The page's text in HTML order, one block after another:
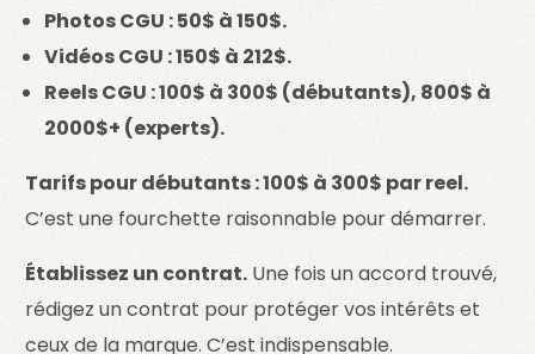
Photos CGU : 50$ à 150$.
Vidéos CGU : 150$ à 212$.
Reels CGU : 100$ à 300$ (débutants), 800$ à
2000$+ (experts).
Tarifs pour débutants : 100$ à 300$ par reel.
C’est une fourchette raisonnable pour démarrer.
Établissez un contrat. Une fois un accord trouvé,
rédigez un contrat pour protéger vos intérêts et
ceux de la marque. C’est indispensable.